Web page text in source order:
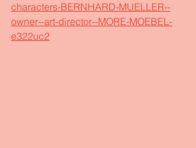
characters-BERNHARD-MUELLER--
owner--art-director--MORE-MOEBEL-
e322uc2